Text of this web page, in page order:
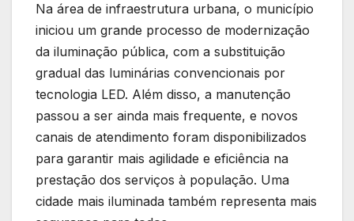
Na área de infraestrutura urbana, o município
iniciou um grande processo de modernização
da iluminação pública, com a substituição
gradual das luminárias convencionais por
tecnologia LED. Além disso, a manutenção
passou a ser ainda mais frequente, e novos
canais de atendimento foram disponibilizados
para garantir mais agilidade e eficiência na
prestação dos serviços à população. Uma
cidade mais iluminada também representa mais